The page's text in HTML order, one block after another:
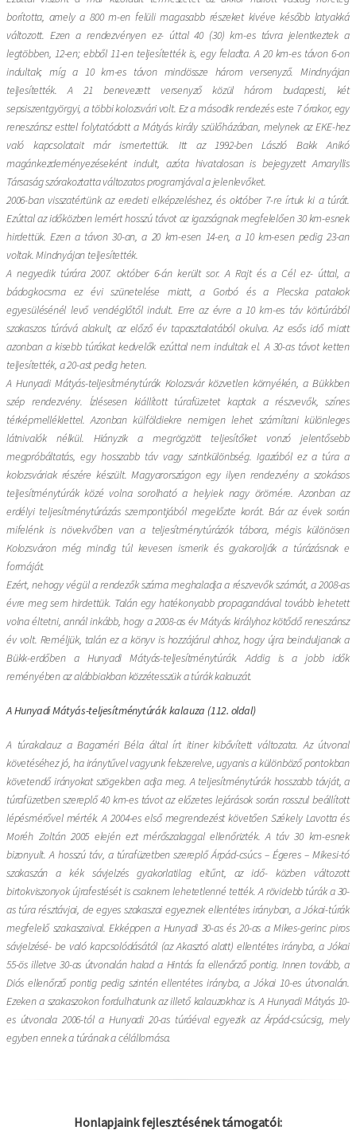
borította, amely a 800 m-en felüli magasabb részeket kivéve később latyakká
változott. Ezen a rendezvényen ez- úttal 40 (30) km-es távra jelentkeztek a
legtöbben, 12-en; ebből 11-en teljesítették is, egy feladta. A 20 km-es távon 6-on
indultak; míg a 10 km-es távon mindössze három versenyző. Mindnyájan
teljesítették. A 21 benevezett versenyző közül három budapesti, két
sepsiszentgyörgyi, a többi kolozsvári volt. Ez a második rendezés este 7 órakor, egy
reneszánsz esttel folytatódott a Mátyás király szülőházában, melynek az EKE-hez
való kapcsolatait már ismertettük. Itt az 1992-ben László Bakk Anikó
magánkezdeményezéseként indult, azóta hivatalosan is bejegyzett Amaryllis
Társaság szórakoztatta változatos programjával a jelenlevőket.
2006-ban visszatértünk az eredeti elképzeléshez, és október 7-re írtuk ki a túrát.
Ezúttal az időközben lemért hosszú távot az igazságnak megfelelően 30 km-esnek
hirdettük. Ezen a távon 30-an, a 20 km-esen 14-en, a 10 km-esen pedig 23-an
voltak. Mindnyájan teljesítették.
A negyedik túrára 2007. október 6-án került sor. A Rajt és a Cél ez- úttal, a
bádogkocsma ez évi szünetelése miatt, a Gorbó és a Plecska patakok
egyesülésénél levő vendéglőtől indult. Erre az évre a 10 km-es táv körtúrából
szakaszos túrává alakult, az előző év tapasztalatából okulva. Az esős idő miatt
azonban a kisebb túrákat kedvelők ezúttal nem indultak el. A 30-as távot ketten
teljesítették, a 20-ast pedig heten.
A Hunyadi Mátyás-teljesítménytúrák Kolozsvár közvetlen környékén, a Bükkben
szép rendezvény. Ízlésesen kiállított túrafüzetet kaptak a részvevők, színes
térképmelléklettel. Azonban külföldiekre nemigen lehet számítani különleges
látnivalók nélkül. Hiányzik a megrögzött teljesítőket vonzó jelentősebb
megpróbáltatás, egy hosszabb táv vagy szintkülönbség. Igazából ez a túra a
kolozsváriak részére készült. Magyarországon egy ilyen rendezvény a szokásos
teljesítménytúrák közé volna sorolható a helyiek nagy örömére. Azonban az
erdélyi teljesítménytúrázás szempontjából megelőzte korát. Bár az évek során
mifelénk is növekvőben van a teljesítménytúrázók tábora, mégis különösen
Kolozsváron még mindig túl kevesen ismerik és gyakorolják a túrázásnak e
formáját.
Ezért, nehogy végül a rendezők száma meghaladja a részvevők számát, a 2008-as
évre meg sem hirdettük. Talán egy hatékonyabb propagandával tovább lehetett
volna éltetni, annál inkább, hogy a 2008-as év Mátyás királyhoz kötődő reneszánsz
év volt. Reméljük, talán ez a könyv is hozzájárul ahhoz, hogy újra beinduljanak a
Bükk-erdőben a Hunyadi Mátyás-teljesítménytúrák. Addig is a jobb idők
reményében az alábbiakban közzétesszük a túrák kalauzát.
A Hunyadi Mátyás-teljesítménytúrák kalauza (112. oldal)
A túrakalauz a Bagaméri Béla által írt itiner kibővített változata. Az útvonal
követéséhez jó, ha iránytűvel vagyunk felszerelve, ugyanis a különböző pontokban
követendő irányokat szögekben adja meg. A teljesítménytúrák hosszabb távját, a
túrafüzetben szereplő 40 km-es távot az előzetes lejárások során rosszul beállított
lépésmérővel mérték. A 2004-es első megrendezést követően Székely Lavotta és
Moréh Zoltán 2005 elején ezt mérőszalaggal ellenőrizték. A táv 30 km-esnek
bizonyult. A hosszú táv, a túrafüzetben szereplő Árpád-csúcs – Égeres – Mikesi-tó
szakaszán a kék sávjelzés gyakorlatilag eltűnt, az idő- közben változott
birtokviszonyok újrafestését is csaknem lehetetlenné tették. A rövidebb túrák a 30-
as túra résztávjai, de egyes szakaszai egyeznek ellentétes irányban, a Jókai-túrák
megfelelő szakaszaival. Ekképpen a Hunyadi 30-as és 20-as a Mikes-gerinc piros
sávjelzésé- be való kapcsolódásától (az Akasztó alatt) ellentétes irányba, a Jókai
55-ös illetve 30-as útvonalán halad a Hintás fa ellenőrző pontig. Innen tovább, a
Diós ellenőrző pontig pedig szintén ellentétes irányba, a Jókai 10-es útvonalán.
Ezeken a szakaszokon fordulhatunk az illető kalauzokhoz is. A Hunyadi Mátyás 10-
es útvonala 2006-tól a Hunyadi 20-as túráéval egyezik az Árpád-csúcsig, mely
egyben ennek a túrának a célállomása.
Honlapjaink fejlesztésének támogatói: